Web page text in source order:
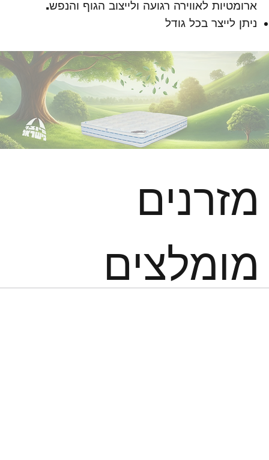
ארומטיות לאווירה רגועה ולייצוב הגוף והנפש.
ניתן לייצר בכל גודל
מזרנים
מומלצים